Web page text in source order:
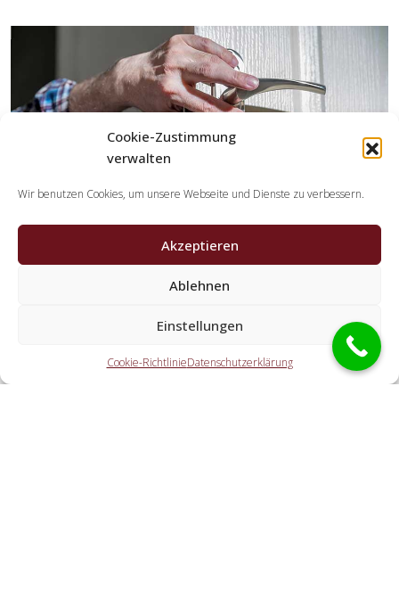
Cookie-Zustimmung
verwalten
Wir benutzen Cookies, um unsere Webseite und Dienste zu verbessern.
Akzeptieren
Ablehnen
Einstellungen
Cookie-RichtlinieDatenschutzerklärung
Schlüsseldienst Spezialisten?
Die Partner erledigen alle Aufgaben, die Sie von einem